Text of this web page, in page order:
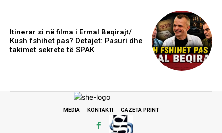
Itinerar si në filma i Ermal Beqirajt/
Kush fshihet pas? Detajet: Pasuri dhe
takimet sekrete të SPAK
MEDIA KONTAKTI GAZETA PRINT